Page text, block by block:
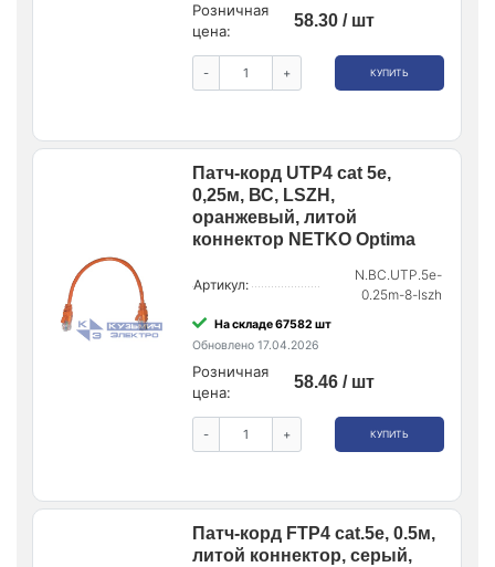
Розничная
цена:
58.30 / шт
- + КУПИТЬ
Патч-корд UTP4 cat 5e,
0,25м, ВС, LSZH,
оранжевый, литой
коннектор NETKO Optima
Артикул:
N.BC.UTP.5e-
0.25m-8-lszh
На складе 67582 шт
Обновлено 17.04.2026
Розничная
цена:
58.46 / шт
- + КУПИТЬ
Патч-корд FTP4 cat.5e, 0.5м,
литой коннектор, серый,